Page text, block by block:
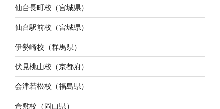
仙台長町校（宮城県）
仙台駅前校（宮城県）
伊勢崎校（群馬県）
伏見桃山校（京都府）
会津若松校（福島県）
倉敷校（岡山県）